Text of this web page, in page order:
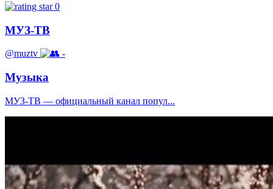
0
МУЗ-ТВ
@muztv -
Музыка
МУЗ-ТВ — официальный канал попул...